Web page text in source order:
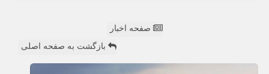
صفحه اخبار
بازگشت به صفحه اصلی